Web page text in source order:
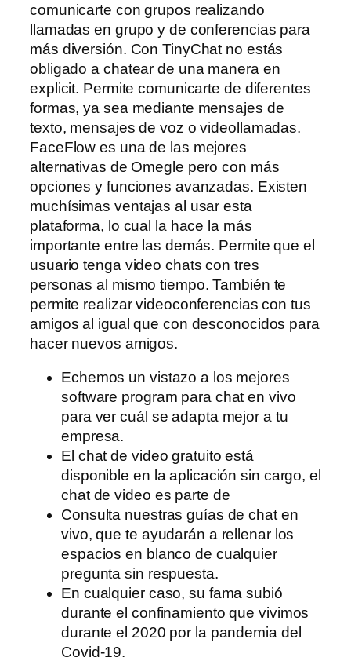
comunicarte con grupos realizando
llamadas en grupo y de conferencias para
más diversión. Con TinyChat no estás
obligado a chatear de una manera en
explicit. Permite comunicarte de diferentes
formas, ya sea mediante mensajes de
texto, mensajes de voz o videollamadas.
FaceFlow es una de las mejores
alternativas de Omegle pero con más
opciones y funciones avanzadas. Existen
muchísimas ventajas al usar esta
plataforma, lo cual la hace la más
importante entre las demás. Permite que el
usuario tenga video chats con tres
personas al mismo tiempo. También te
permite realizar videoconferencias con tus
amigos al igual que con desconocidos para
hacer nuevos amigos.
Echemos un vistazo a los mejores
software program para chat en vivo
para ver cuál se adapta mejor a tu
empresa.
El chat de video gratuito está
disponible en la aplicación sin cargo, el
chat de video es parte de
Consulta nuestras guías de chat en
vivo, que te ayudarán a rellenar los
espacios en blanco de cualquier
pregunta sin respuesta.
En cualquier caso, su fama subió
durante el confinamiento que vivimos
durante el 2020 por la pandemia del
Covid-19.